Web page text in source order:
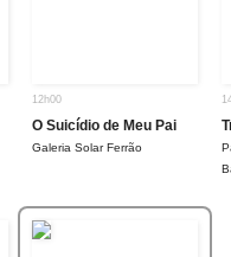
12h00
O Suicídio de Meu Pai
Galeria Solar Ferrão